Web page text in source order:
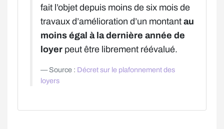
fait l’objet depuis moins de six mois de
travaux d’amélioration d’un montant au
moins égal à la dernière année de
loyer peut être librement réévalué.
Source : Décret sur le plafonnement des
loyers